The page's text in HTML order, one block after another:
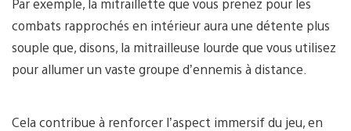
Par exemple, la mitraillette que vous prenez pour les
combats rapprochés en intérieur aura une détente plus
souple que, disons, la mitrailleuse lourde que vous utilisez
pour allumer un vaste groupe d’ennemis à distance.
Cela contribue à renforcer l’aspect immersif du jeu, en